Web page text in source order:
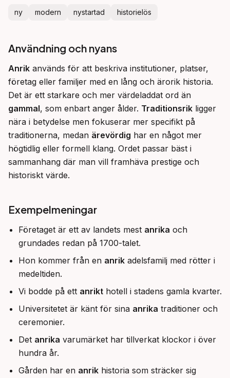
ny modern nystartad historielös
Användning och nyans
Anrik används för att beskriva institutioner, platser,
företag eller familjer med en lång och ärorik historia.
gammal, som enbart anger ålder. Traditionsrik ligger
nära i betydelse men fokuserar mer specifikt på
traditionerna, medan ärevördig har en något mer
högtidlig eller formell klang. Ordet passar bäst i
sammanhang där man vill framhäva prestige och
historiskt värde.
Exempelmeningar
Företaget är ett av landets mest anrika och
grundades redan på 1700-talet.
Hon kommer från en anrik adelsfamilj med rötter i
medeltiden.
Vi bodde på ett anrikt hotell i stadens gamla kvarter.
Universitetet är känt för sina anrika traditioner och
ceremonier.
Det anrika varumärket har tillverkat klockor i över
hundra år.
Gården har en anrik historia som sträcker sig